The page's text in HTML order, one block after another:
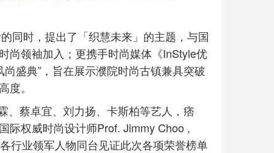
同时，提出了「织慧未来」的主题，与国
尚领袖加入；更携手时尚媒体《InStyle优
盛典”，旨在展示濮院时尚古镇兼具突破
。
、蔡卓宜、刘力扬、卡斯柏等艺人，痞
际权威时尚设计师Prof. Jimmy Choo ,
行业领军人物同台见证此次各项荣誉榜单